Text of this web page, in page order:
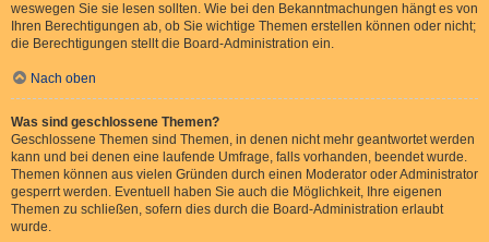
weswegen Sie sie lesen sollten. Wie bei den Bekanntmachungen hängt es von
Ihren Berechtigungen ab, ob Sie wichtige Themen erstellen können oder nicht;
die Berechtigungen stellt die Board-Administration ein.
Nach oben
Was sind geschlossene Themen?
Geschlossene Themen sind Themen, in denen nicht mehr geantwortet werden
kann und bei denen eine laufende Umfrage, falls vorhanden, beendet wurde.
Themen können aus vielen Gründen durch einen Moderator oder Administrator
gesperrt werden. Eventuell haben Sie auch die Möglichkeit, Ihre eigenen
Themen zu schließen, sofern dies durch die Board-Administration erlaubt
wurde.